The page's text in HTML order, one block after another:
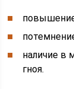
наличие в
гноя.